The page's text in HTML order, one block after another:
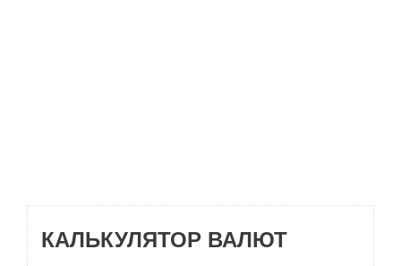
КАЛЬКУЛЯТОР ВАЛЮТ